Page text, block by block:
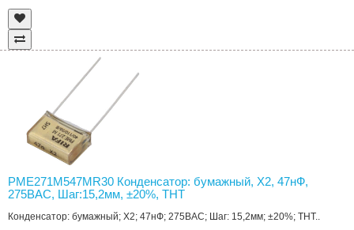
PME271M547MR30 Конденсатор: бумажный, Х2, 47нФ,
275ВAC, Шаг:15,2мм, ±20%, THT
Конденсатор: бумажный; Х2; 47нФ; 275ВAC; Шаг: 15,2мм; ±20%; THT..